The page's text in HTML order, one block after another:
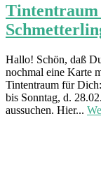
Hallo! Schön, daß
nochmal eine Karte
Tintentraum für
bis Sonntag, d.
aussuchen. Hier...